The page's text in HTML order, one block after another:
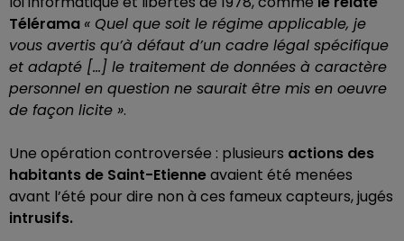
Télérama « Quel que soit le régime applicable, je
vous avertis qu’à défaut d’un cadre légal spécifique
et adapté [...] le traitement de données à caractère
personnel en question ne saurait être mis en oeuvre
de façon licite ».
Une opération controversée : plusieurs actions des
habitants de Saint-Etienneavaient été menées
avant l’été pour dire non à ces fameux capteurs, jugés
intrusifs.